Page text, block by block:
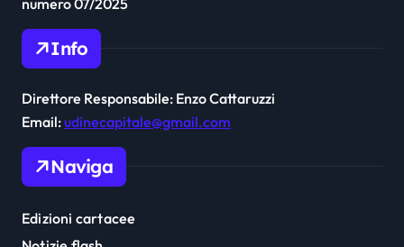
Info
Direttore Responsabile: Enzo Cattaruzzi
Email:udinecapitale@gmail.com
Naviga
Edizioni cartacee